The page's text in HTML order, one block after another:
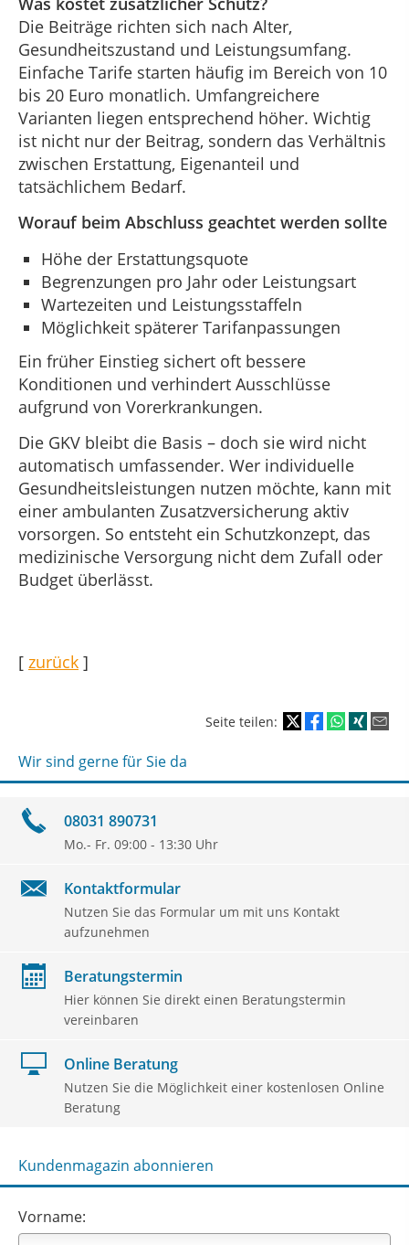
Die Beiträge richten sich nach Alter,
Gesundheitszustand und Leistungsumfang.
Einfache Tarife starten häufig im Bereich von 10
bis 20 Euro monatlich. Umfangreichere
Varianten liegen entsprechend höher. Wichtig
ist nicht nur der Beitrag, sondern das Verhältnis
zwischen Erstattung, Eigenanteil und
tatsächlichem Bedarf.
Worauf beim Abschluss geachtet werden sollte
Höhe der Erstattungsquote
Begrenzungen pro Jahr oder Leistungsart
Wartezeiten und Leistungsstaffeln
Möglichkeit späterer Tarifanpassungen
Ein früher Einstieg sichert oft bessere
Konditionen und verhindert Ausschlüsse
aufgrund von Vorerkrankungen.
Die GKV bleibt die Basis – doch sie wird nicht
automatisch umfassender. Wer individuelle
Gesundheitsleistungen nutzen möchte, kann mit
einer ambulanten Zusatzversicherung aktiv
vorsorgen. So entsteht ein Schutzkonzept, das
medizinische Versorgung nicht dem Zufall oder
Budget überlässt.
[ zurück ]
Seite teilen:
Wir sind gerne für Sie da
08031 890731
Mo.- Fr. 09:00 - 13:30 Uhr
Kontaktformular
Nutzen Sie das Formular um mit uns Kontakt
aufzunehmen
Beratungstermin
Hier können Sie direkt einen Beratungstermin
vereinbaren
Online Beratung
Nutzen Sie die Möglichkeit einer kostenlosen Online
Beratung
Kundenmagazin abonnieren
Vorname: